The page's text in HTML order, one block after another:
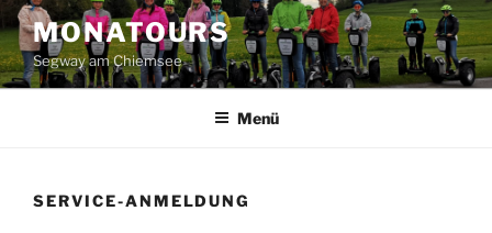
Zum
Inhalt
springen
MONATOURS
Segway am Chiemsee
Menü
SERVICE-ANMELDUNG